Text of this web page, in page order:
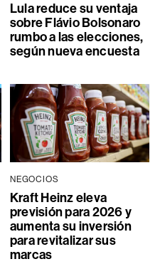
Lula reduce su ventaja
sobre Flávio Bolsonaro
rumbo a las elecciones,
según nueva encuesta
NEGOCIOS
Kraft Heinz eleva
previsión para 2026 y
aumenta su inversión
para revitalizar sus
marcas